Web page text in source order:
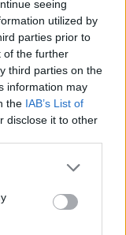
seeing
utilized by
parties prior to
of the further
third parties on the
information may
the IAB’s List of
disclose it to other